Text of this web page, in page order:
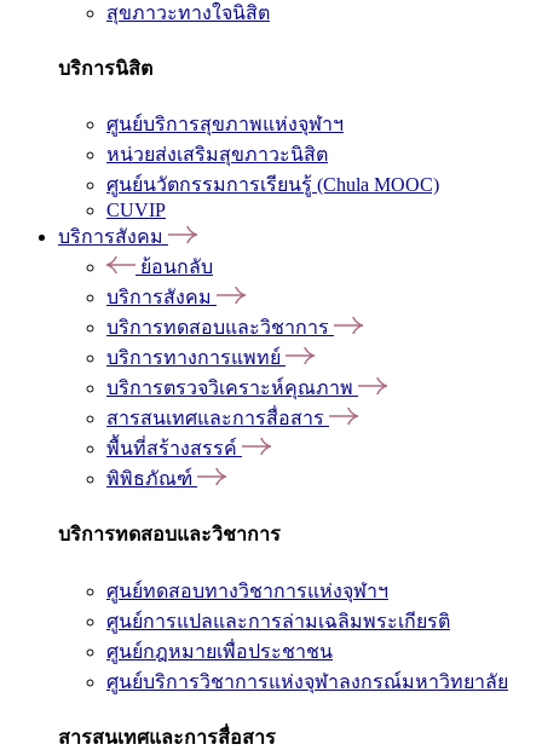
สุขภาวะทางใจนิสิต
บริการนิสิต
ศูนย์บริการสุขภาพแห่งจุฬาฯ
หน่วยส่งเสริมสุขภาวะนิสิต
ศูนย์นวัตกรรมการเรียนรู้ (Chula MOOC)
CUVIP
บริการสังคม
ย้อนกลับ
บริการสังคม
บริการทดสอบและวิชาการ
บริการทางการแพทย์
บริการตรวจวิเคราะห์คุณภาพ
สารสนเทศและการสื่อสาร
พื้นที่สร้างสรรค์
พิพิธภัณฑ์
บริการทดสอบและวิชาการ
ศูนย์ทดสอบทางวิชาการแห่งจุฬาฯ
ศูนย์การแปลและการล่ามเฉลิมพระเกียรติ
ศูนย์กฎหมายเพื่อประชาชน
ศูนย์บริการวิชาการแห่งจุฬาลงกรณ์มหาวิทยาลัย
สารสนเทศและการสื่อสาร